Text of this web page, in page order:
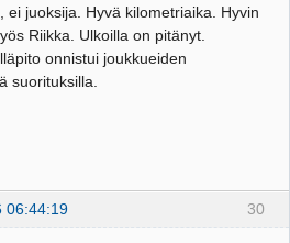
ei juoksija. Hyvä kilometriaika. Hyvin
Riikka. Ulkoilla on pitänyt.
onnistui joukkueiden
suorituksilla.
30
06:44:19